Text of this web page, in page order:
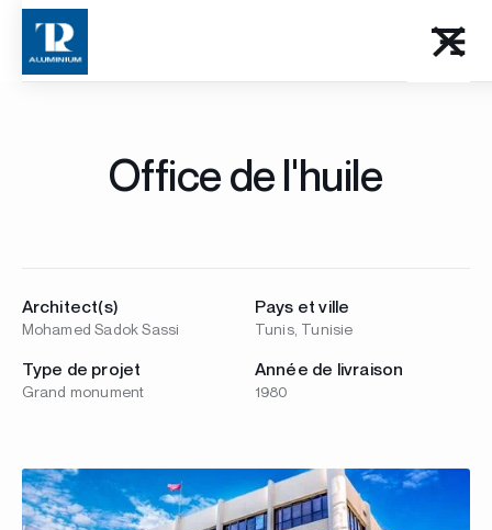
Office de l'huile
Architect(s)
Mohamed Sadok Sassi
Pays et ville
Tunis, Tunisie
Type de projet
Grand monument
Année de livraison
1980